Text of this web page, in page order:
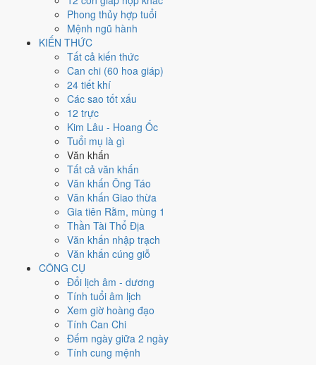
Phong thủy hợp tuổi
Mệnh ngũ hành
KIẾN THỨC
Tất cả kiến thức
Can chi (60 hoa giáp)
24 tiết khí
Các sao tốt xấu
12 trực
Kim Lâu - Hoang Ốc
Tuổi mụ là gì
Văn khấn
Tất cả văn khấn
Văn khấn Ông Táo
Văn khấn Giao thừa
Gia tiên Rằm, mùng 1
Thần Tài Thổ Địa
Văn khấn nhập trạch
Văn khấn cúng giỗ
CÔNG CỤ
Đổi lịch âm - dương
Tính tuổi âm lịch
Xem giờ hoàng đạo
Tính Can Chi
Đếm ngày giữa 2 ngày
Tính cung mệnh
Can Đinh hànhHỏagặp Địa Chi Dậu hành
của năm vì vậy làHỏa - Kim. Cách tính cặp can chi này nằm ở bài
chi Đinh Dậu.
Đinh Dậu (Hỏa × Kim)
Bát Bạch Cấn Thổ
⚒ Kim
Bảng phân tích Can Chi năm Đinh Dậu
Chi tiết
Ý nghĩa
Hỏa
Thiên Can Đinh thuộc hành Hỏa, là khí chủ đạo